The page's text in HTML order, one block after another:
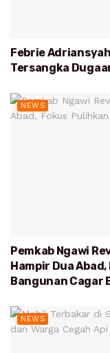
Febrie
Tersangka
NEWS
Pemkab Ngawi
Hampir Dua
Bangunan Cagar
NEWS